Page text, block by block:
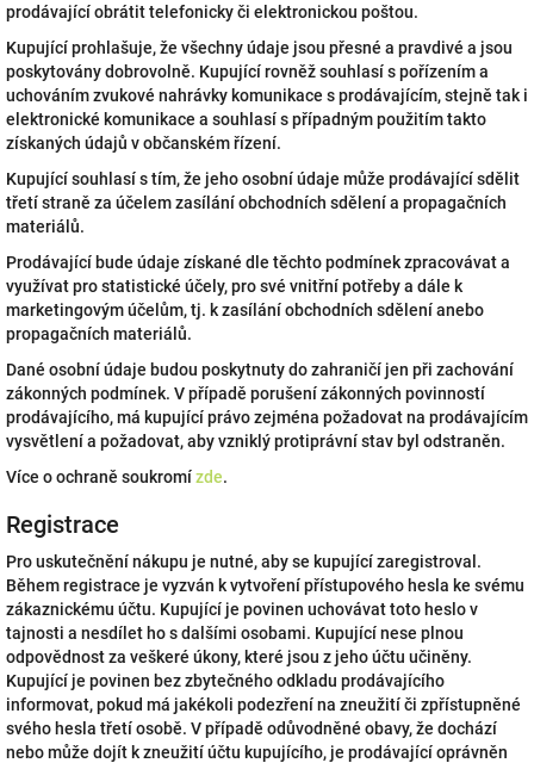
prodávající obrátit telefonicky či elektronickou poštou.
Kupující prohlašuje, že všechny údaje jsou přesné a pravdivé a jsou
poskytovány dobrovolně. Kupující rovněž souhlasí s pořízením a
uchováním zvukové nahrávky komunikace s prodávajícím, stejně tak i
elektronické komunikace a souhlasí s případným použitím takto
získaných údajů v občanském řízení.
Kupující souhlasí s tím, že jeho osobní údaje může prodávající sdělit
třetí straně za účelem zasílání obchodních sdělení a propagačních
materiálů.
Prodávající bude údaje získané dle těchto podmínek zpracovávat a
využívat pro statistické účely, pro své vnitřní potřeby a dále k
marketingovým účelům, tj. k zasílání obchodních sdělení anebo
propagačních materiálů.
Dané osobní údaje budou poskytnuty do zahraničí jen při zachování
zákonných podmínek. V případě porušení zákonných povinností
prodávajícího, má kupující právo zejména požadovat na prodávajícím
vysvětlení a požadovat, aby vzniklý protiprávní stav byl odstraněn.
Více o ochraně soukromízde.
Registrace
Pro uskutečnění nákupu je nutné, aby se kupující zaregistroval.
Během registrace je vyzván k vytvoření přístupového hesla ke svému
zákaznickému účtu. Kupující je povinen uchovávat toto heslo v
tajnosti a nesdílet ho s dalšími osobami. Kupující nese plnou
odpovědnost za veškeré úkony, které jsou z jeho účtu učiněny.
Kupující je povinen bez zbytečného odkladu prodávajícího
informovat, pokud má jakékoli podezření na zneužití či zpřístupněné
svého hesla třetí osobě. V případě odůvodněné obavy, že dochází
nebo může dojít k zneužití účtu kupujícího, je prodávající oprávněn